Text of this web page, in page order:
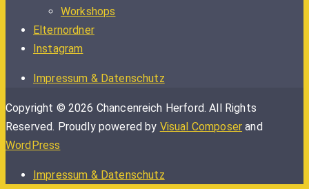
Workshops
Elternordner
Instagram
Impressum & Datenschutz
Copyright © 2026 Chancenreich Herford. All Rights
Reserved. Proudly powered by Visual Composer and
WordPress
Impressum & Datenschutz